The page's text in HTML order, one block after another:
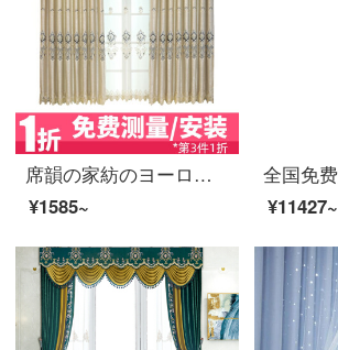
席韻の家紡のヨーロッパ式の客間の寝室の遮光の刺繍のカーテンの寝室の客間の室内は注文して作らせます。同じ窓のカーテンを注文して作らせます。高さ1メートル*高さ2.7メートルの単価(韓国のしわのフック)は高くなります。
¥1585~
¥11427~